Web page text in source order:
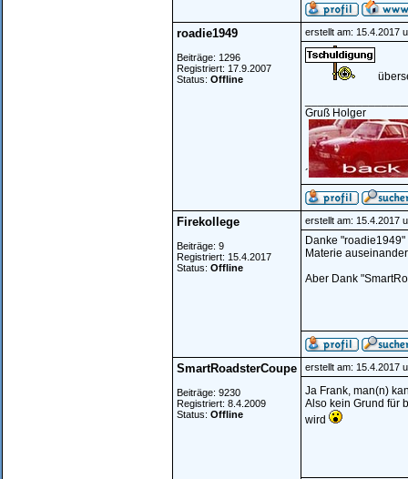
roadie1949
Beiträge: 1296
Registriert: 17.9.2007
Status: Offline
erstellt am: 15.4.2017
Gruß Holger
´
Firekollege
Beiträge: 9
Registriert: 15.4.2017
Status: Offline
erstellt am: 15.4.2017
Danke
Materie
Aber Dank
SmartRoadsterCoupe
Beiträge: 9230
Registriert: 8.4.2009
Status: Offline
erstellt am: 15.4.2017
Ja Frank, man(n)
Also kein Grund für
wird